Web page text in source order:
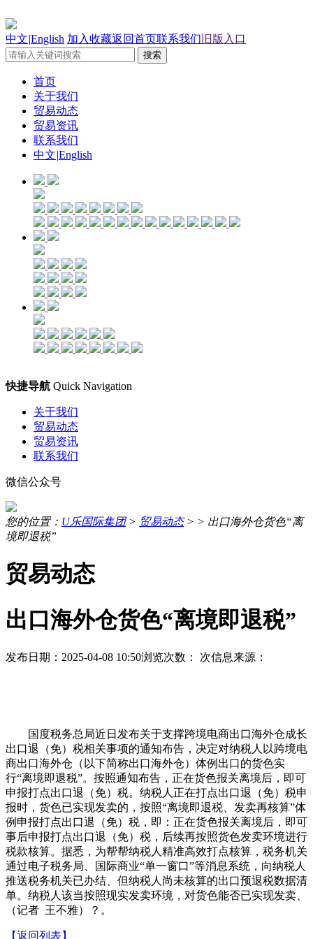
中文|English 加入收藏返回首页联系我们 旧版入口
首页
关于我们
贸易动态
贸易资讯
联系我们
中文|English
快捷导航 Quick Navigation
关于我们
贸易动态
贸易资讯
联系我们
微信公众号
您的位置： U乐国际集团> 贸易动态> > 出口海外仓货色“离
境即退税”
贸易动态
出口海外仓货色“离境即退税”
发布日期：2025-04-08 10:50浏览次数： 次信息来源：
国度税务总局近日发布关于支撑跨境电商出口海外仓成长
出口退（免）税相关事项的通知布告，决定对纳税人以跨境电
商出口海外仓（以下简称出口海外仓）体例出口的货色实
行“离境即退税”。按照通知布告，正在货色报关离境后，即可
申报打点出口退（免）税。纳税人正在打点出口退（免）税申
报时，货色已实现发卖的，按照“离境即退税、发卖再核算”体
例申报打点出口退（免）税，即：正在货色报关离境后，即可
事后申报打点出口退（免）税，后续再按照货色发卖环境进行
税款核算。据悉，为帮帮纳税人精准高效打点核算，税务机关
通过电子税务局、国际商业“单一窗口”等消息系统，向纳税人
推送税务机关已办结、但纳税人尚未核算的出口预退税数据清
单。纳税人该当按照现实发卖环境，对货色能否已实现发卖、
（记者 王不雅）？。
【返回列表】